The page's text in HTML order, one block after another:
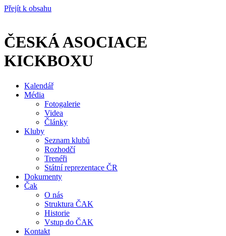
Přejít k obsahu
ČESKÁ ASOCIACE
KICKBOXU
Kalendář
Média
Fotogalerie
Videa
Články
Kluby
Seznam klubů
Rozhodčí
Trenéři
Státní reprezentace ČR
Dokumenty
Čak
O nás
Struktura ČAK
Historie
Vstup do ČAK
Kontakt